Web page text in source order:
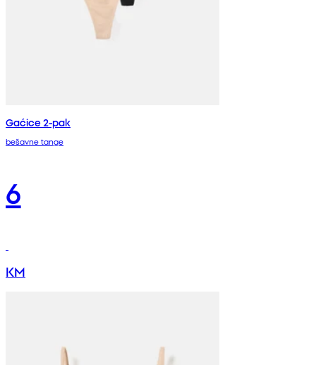
Gaćice 2-pak
bešavne tange
6
KM